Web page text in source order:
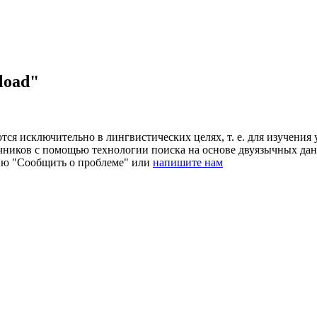
исключительно в лингвистических целях, т. е. для
с помощью технологии поиска на основе двуязычных
"Сообщить о проблеме" или напишите нам